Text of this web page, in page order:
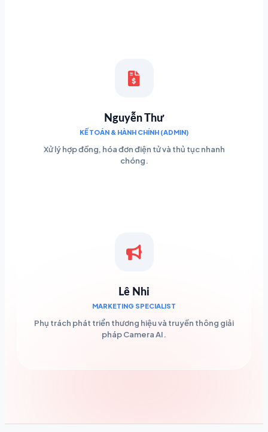
Nguyễn Thư
KẾ TOÁN & HÀNH CHÍNH (ADMIN)
Xử lý hợp đồng, hóa đơn điện tử và thủ tục nhanh
chóng.
Lê Nhi
MARKETING SPECIALIST
Phụ trách phát triển thương hiệu và truyền thông giải
pháp Camera AI.